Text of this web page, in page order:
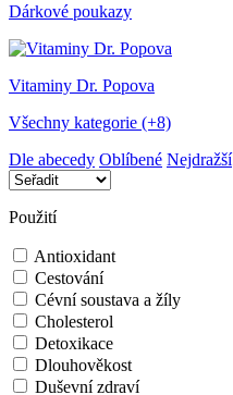
Dárkové poukazy
Vitaminy Dr. Popova
Všechny kategorie (+8)
Dle abecedy Oblíbené Nejdražší
Použití
Antioxidant
Cestování
Cévní soustava a žíly
Cholesterol
Detoxikace
Dlouhověkost
Duševní zdraví